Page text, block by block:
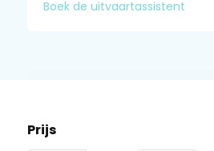
Boek de uitvaartassistent
Prijs